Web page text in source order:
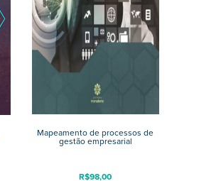
Mapeamento de processos de
gestão empresarial
R$98,00